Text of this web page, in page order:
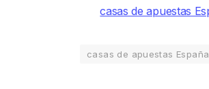
casas de apuestas
casas de apuestas España